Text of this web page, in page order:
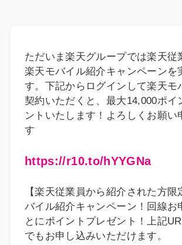
ただいま楽天グループでは楽天従
楽天モバイル紹介キャンペーンを
す。下記からログインして楽天モ
契約いただくと、最大14,000ポイ
ントいたします！よろしくお願い
す
https://r10.to/hYYGNa
【楽天従業員から紹介された方限
バイル紹介キャンペーン！回線お
とにポイントプレゼント！上記
でもお申し込みいただけます。